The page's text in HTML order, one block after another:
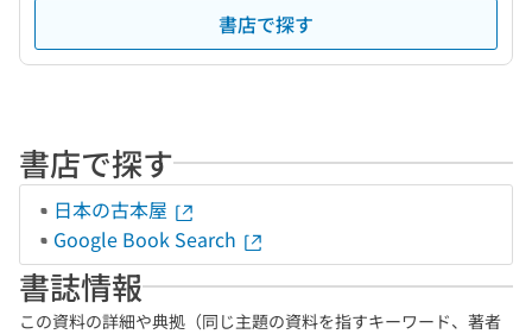
書店で探す
書店で探す
日本の古本屋
Google Book Search
書誌情報
この資料の詳細や典拠（同じ主題の資料を指すキーワード、著者